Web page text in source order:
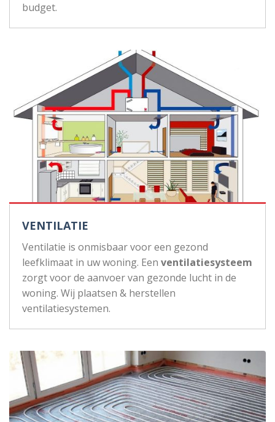
budget.
VENTILATIE
Ventilatie is onmisbaar voor een gezond
leefklimaat in uw woning. Een ventilatiesysteem
zorgt voor de aanvoer van gezonde lucht in de
woning. Wij plaatsen & herstellen
ventilatiesystemen.